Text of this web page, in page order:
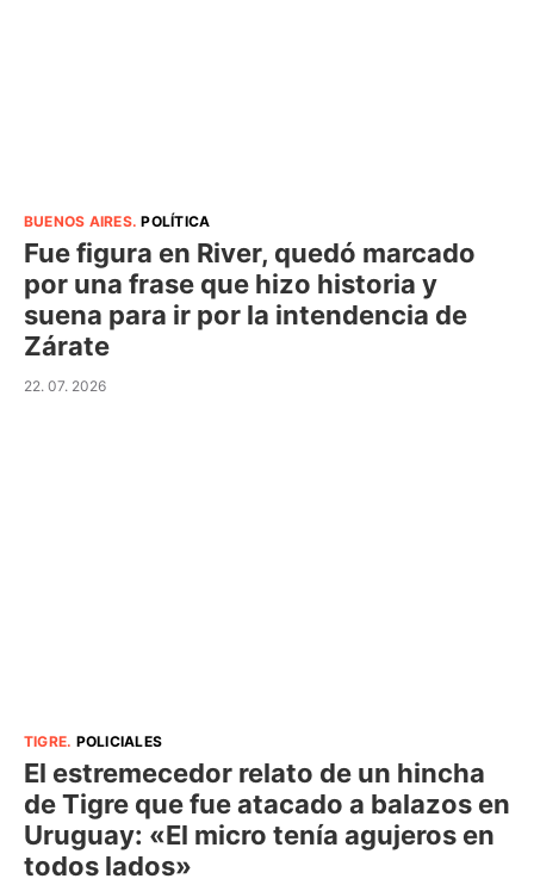
BUENOS AIRES.POLÍTICA
Fue figura en River, quedó marcado
por una frase que hizo historia y
suena para ir por la intendencia de
Zárate
22. 07. 2026
TIGRE. POLICIALES
El estremecedor relato de un hincha
de Tigre que fue atacado a balazos en
Uruguay: «El micro tenía agujeros en
todos lados»